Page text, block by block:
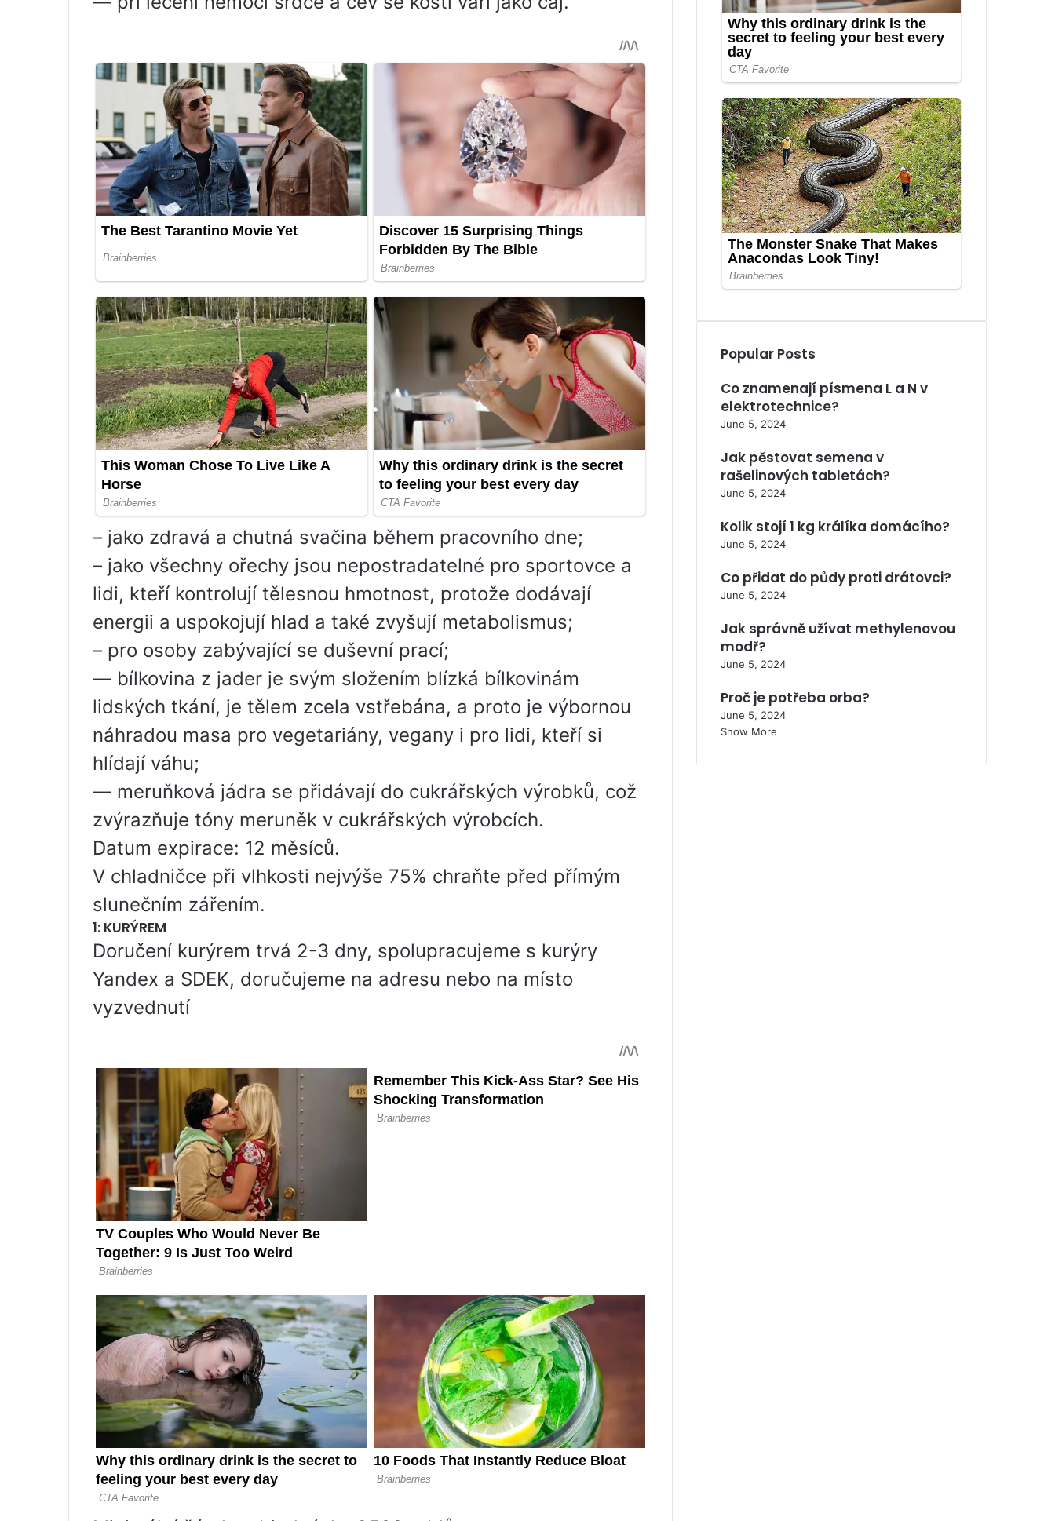
– jako zdravá a chutná svačina během pracovního dne;
– jako všechny ořechy jsou nepostradatelné pro sportovce a
lidi, kteří kontrolují tělesnou hmotnost, protože dodávají
energii a uspokojují hlad a také zvyšují metabolismus;
– pro osoby zabývající se duševní prací;
— bílkovina z jader je svým složením blízká bílkovinám
lidských tkání, je tělem zcela vstřebána, a proto je výbornou
náhradou masa pro vegetariány, vegany i pro lidi, kteří si
hlídají váhu;
— meruňková jádra se přidávají do cukrářských výrobků, což
zvýrazňuje tóny meruněk v cukrářských výrobcích.
Datum expirace: 12 měsíců.
V chladničce při vlhkosti nejvýše 75% chraňte před přímým
slunečním zářením.
1: KURÝREM
Doručení kurýrem trvá 2-3 dny, spolupracujeme s kurýry
Yandex a SDEK, doručujeme na adresu nebo na místo
vyzvednutí
Popular Posts
Co znamenají písmena L a N v
elektrotechnice?
June 5, 2024
Jak pěstovat semena v
rašelinových tabletách?
June 5, 2024
Kolik stojí 1 kg králíka domácího?
June 5, 2024
Co přidat do půdy proti drátovci?
June 5, 2024
Jak správně užívat methylenovou
modř?
June 5, 2024
Proč je potřeba orba?
June 5, 2024
Show More